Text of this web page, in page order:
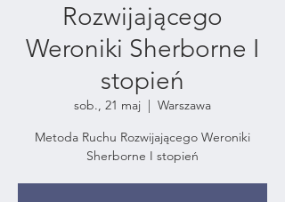
Rozwijającego
Weroniki Sherborne I
stopień
sob., 21 maj
  |
Warszawa
Metoda Ruchu Rozwijającego Weroniki
Sherborne I stopień